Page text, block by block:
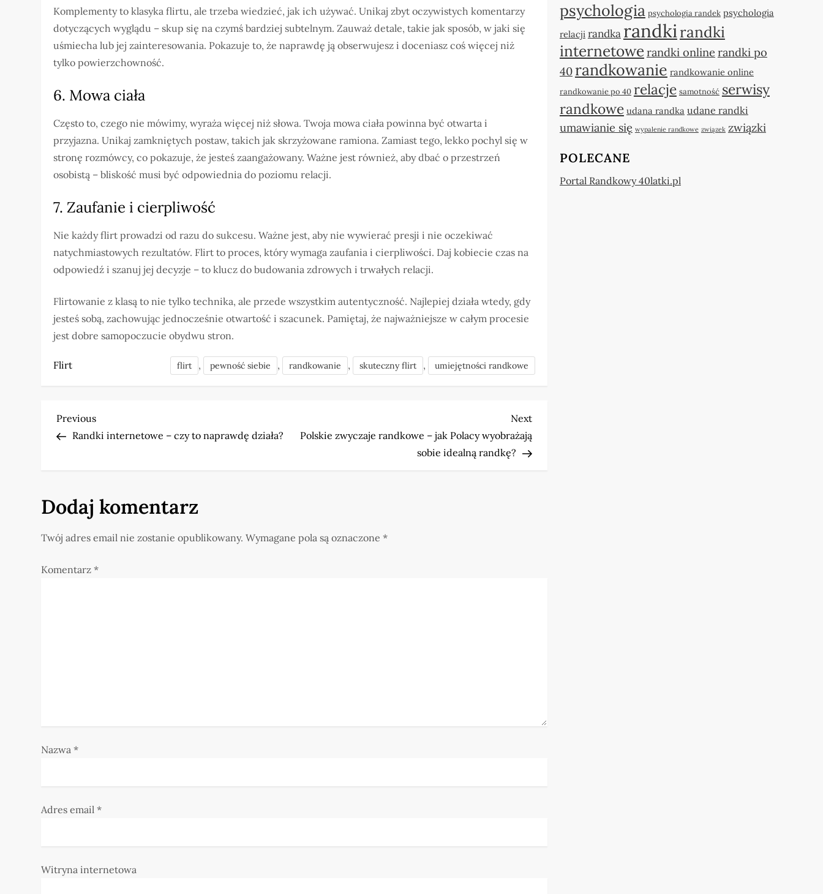
Komplementy to klasyka flirtu, ale trzeba wiedzieć, jak ich używać. Unikaj zbyt oczywistych komentarzy
dotyczących wyglądu – skup się na czymś bardziej subtelnym. Zauważ detale, takie jak sposób, w jaki się
uśmiecha lub jej zainteresowania. Pokazuje to, że naprawdę ją obserwujesz i doceniasz coś więcej niż
tylko powierzchowność.
6. Mowa ciała
Często to, czego nie mówimy, wyraża więcej niż słowa. Twoja mowa ciała powinna być otwarta i
przyjazna. Unikaj zamkniętych postaw, takich jak skrzyżowane ramiona. Zamiast tego, lekko pochyl się w
stronę rozmówcy, co pokazuje, że jesteś zaangażowany. Ważne jest również, aby dbać o przestrzeń
osobistą – bliskość musi być odpowiednia do poziomu relacji.
7. Zaufanie i cierpliwość
Nie każdy flirt prowadzi od razu do sukcesu. Ważne jest, aby nie wywierać presji i nie oczekiwać
natychmiastowych rezultatów. Flirt to proces, który wymaga zaufania i cierpliwości. Daj kobiecie czas na
odpowiedź i szanuj jej decyzje – to klucz do budowania zdrowych i trwałych relacji.
Flirtowanie z klasą to nie tylko technika, ale przede wszystkim autentyczność. Najlepiej działa wtedy, gdy
jesteś sobą, zachowując jednocześnie otwartość i szacunek. Pamiętaj, że najważniejsze w całym procesie
jest dobre samopoczucie obydwu stron.
Flirt flirt , pewność siebie , randkowanie , skuteczny flirt , umiejętności randkowe
N
a
i
g
s
Previous
Post
Previous
Randki internetowe – czy to naprawdę działa?
Next
Post
Next
Polskie zwyczaje randkowe – jak Polacy wyobrażają
sobie idealną randkę?
Dodaj komentarz
Twój adres email nie zostanie opublikowany. Wymagane pola są oznaczone*
Komentarz*
Nazwa*
Adres email*
Witryna internetowa
psychologia psychologia randek psychologia
relacji randka randkirandki
internetowe randki online randki po
40 randkowanie randkowanie online
randkowanie po 40 relacje samotność serwisy
randkowe udana randka udane randki
umawianie się wypalenie randkowe związek związki
POLECANE
Portal Randkowy 40latki.pl